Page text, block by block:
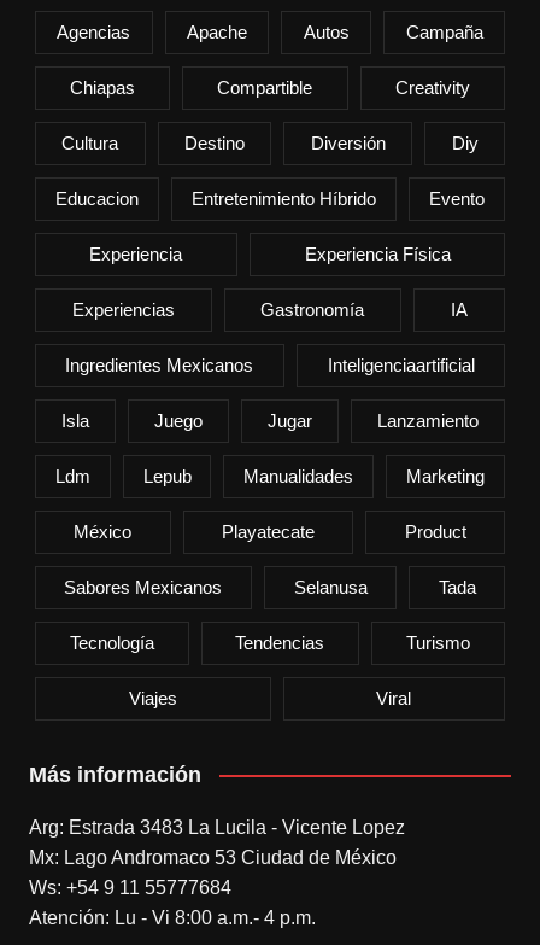
Agencias Apache Autos Campaña
Chiapas Compartible Creativity
Cultura Destino Diversión Diy
Educacion Entretenimiento Híbrido Evento
Experiencia Experiencia Física
Experiencias Gastronomía IA
Ingredientes Mexicanos Inteligenciaartificial
Isla Juego Jugar Lanzamiento
Ldm Lepub Manualidades Marketing
México Playatecate Product
Sabores Mexicanos Selanusa Tada
Tecnología Tendencias Turismo
Viajes Viral
Más información
Arg: Estrada 3483 La Lucila - Vicente Lopez
Mx: Lago Andromaco 53 Ciudad de México
Ws: +54 9 11 55777684
Atención: Lu - Vi 8:00 a.m.- 4 p.m.